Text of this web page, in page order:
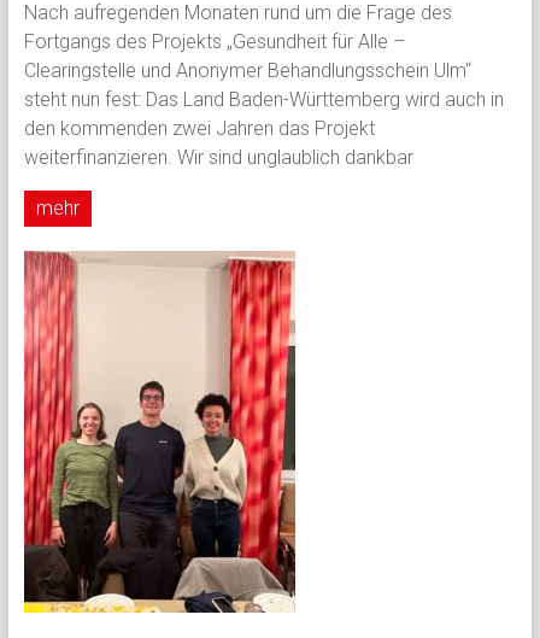
Nach aufregenden Monaten rund um die Frage des
Fortgangs des Projekts „Gesundheit für Alle –
Clearingstelle und Anonymer Behandlungsschein Ulm“
steht nun fest: Das Land Baden-Württemberg wird auch in
den kommenden zwei Jahren das Projekt
weiterfinanzieren. Wir sind unglaublich dankbar
mehr